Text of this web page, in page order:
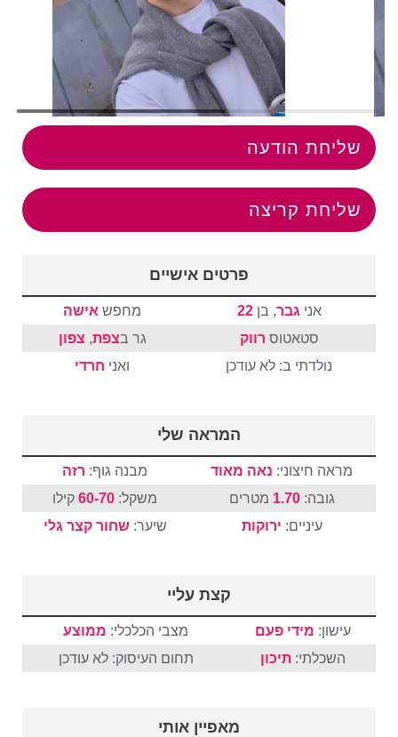
שליחת הודעה
שליחת קריצה
פרטים אישיים
אני גבר, בן22 מחפש אישה
סטאטוס רווק גר בצפת, צפון
נולדתי ב: לא עודכן
ואני חרדי
המראה שלי
מראה חיצוני: נאה מאוד מבנה גוף: רזה
גובה:1.70 מטרים משקל: 60-70 קילו
עיניים: ירוקות שיער:שחור קצר גלי
קצת עליי
עישון: מידי פעם מצבי הכלכלי: ממוצע
השכלתי:תיכון תחום העיסוק: לא עודכן
מאפיין אותי